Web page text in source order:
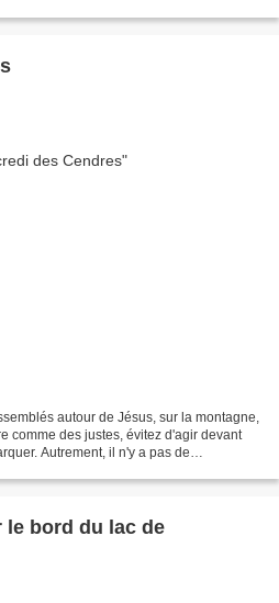
autour de Jésus, sur la montagne,
comme des justes, évitez d'agir devant
Autrement, il n'y a pas de
bord du lac de